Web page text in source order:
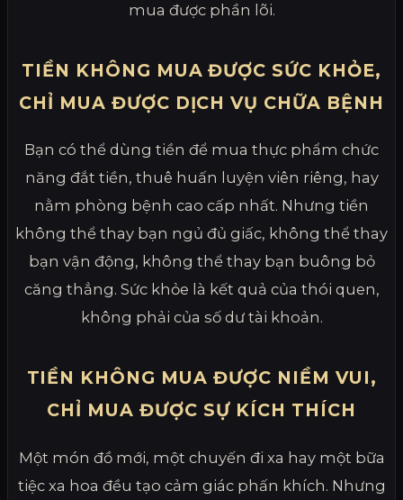
mua được phần lõi.
TIỀN KHÔNG MUA ĐƯỢC SỨC KHỎE,
CHỈ MUA ĐƯỢC DỊCH VỤ CHỮA BỆNH
Bạn có thể dùng tiền để mua thực phẩm chức
năng đắt tiền, thuê huấn luyện viên riêng, hay
nằm phòng bệnh cao cấp nhất. Nhưng tiền
không thể thay bạn ngủ đủ giấc, không thể thay
bạn vận động, không thể thay bạn buông bỏ
căng thẳng. Sức khỏe là kết quả của thói quen,
không phải của số dư tài khoản.
TIỀN KHÔNG MUA ĐƯỢC NIỀM VUI,
CHỈ MUA ĐƯỢC SỰ KÍCH THÍCH
Một món đồ mới, một chuyến đi xa hay một bữa
tiệc xa hoa đều tạo cảm giác phấn khích. Nhưng